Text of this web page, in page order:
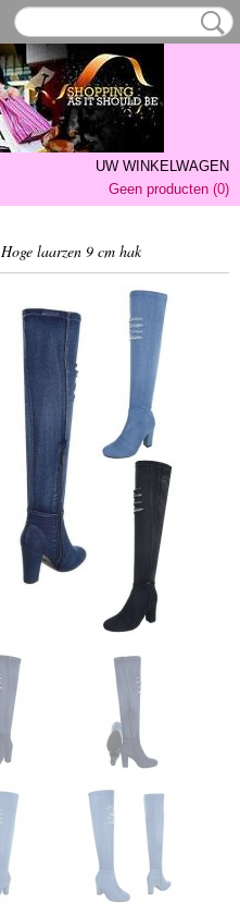
UW WINKELWAGEN
Geen producten (0)
Hoge laarzen 9 cm hak